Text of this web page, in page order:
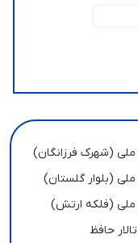
(شهرک فرزانگان)
(بلوار گلستان)
(فلکه ارتش)
حافظ